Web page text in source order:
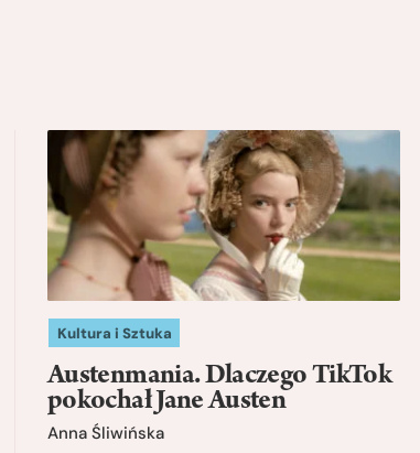
Kultura i Sztuka
Austenmania. Dlaczego TikTok
pokochał Jane Austen
Anna Śliwińska